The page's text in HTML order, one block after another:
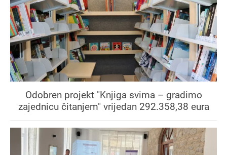
Odobren projekt "Knjiga svima – gradimo
zajednicu čitanjem" vrijedan 292.358,38 eura